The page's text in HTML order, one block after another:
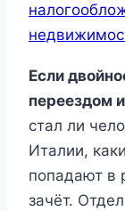
Если
переездом
стал ли
Италии,
попадают в
зачёт.